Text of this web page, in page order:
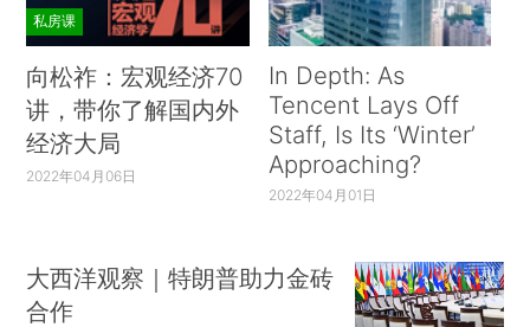
私房课
向松祚：宏观经济70
讲，带你了解国内外
经济大局
2022年04月06日
In Depth: As
Tencent Lays Off
Staff, Is Its ‘Winter’
Approaching?
2022年04月01日
大西洋观察｜特朗普助力金砖
合作